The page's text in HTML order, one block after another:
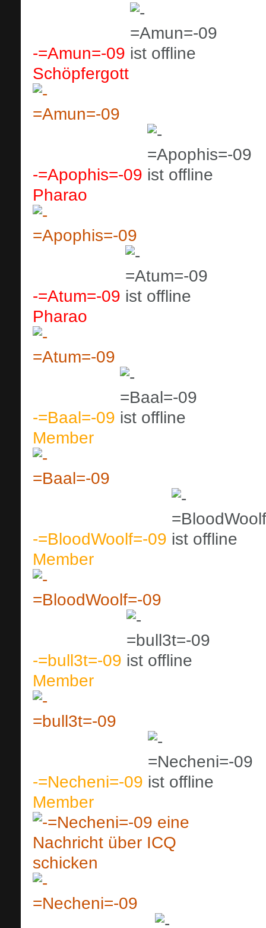
-=Amun=-09
Schöpfergott
-=Apophis=-09
Pharao
-=Atum=-09
Pharao
-=Baal=-09
Member
-=BloodWoolf=-09
Member
-=bull3t=-09
Member
-=Necheni=-09
Member